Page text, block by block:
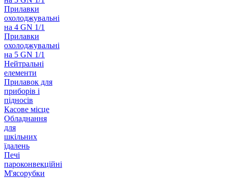
Прилавки
охолоджувальні
на 4 GN 1/1
Прилавки
охолоджувальні
на 5 GN 1/1
Нейтральні
елементи
Прилавок для
приборів і
підносів
Касове місце
Обладнання
для
шкільних
їдалень
Печі
пароконвекційні
М'ясорубки